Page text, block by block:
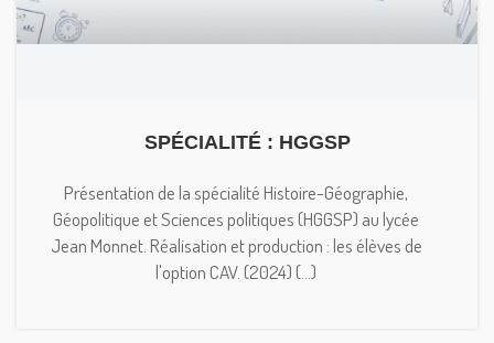
SPÉCIALITÉ : HGGSP
Présentation de la spécialité Histoire-Géographie,
Géopolitique et Sciences politiques (HGGSP) au lycée
Jean Monnet. Réalisation et production : les élèves de
l'option CAV. (2024) (...)